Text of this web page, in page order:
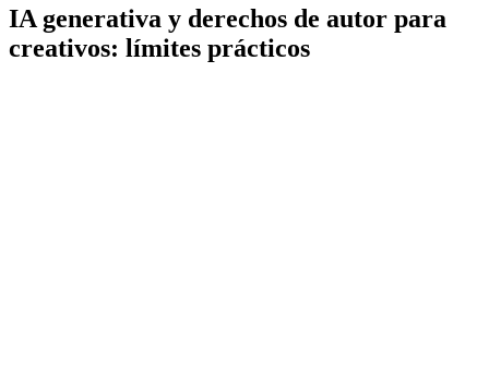
IA generativa y derechos de autor para
creativos: límites prácticos